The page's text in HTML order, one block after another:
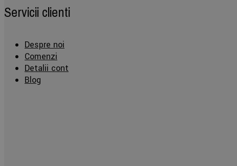
Servicii clienti
Despre noi
Comenzi
Detalii cont
Blog